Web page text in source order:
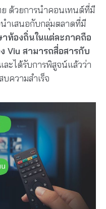
ด้วยการนำคอนเทนต์ที่มี
ำเสนอกับกลุ่มตลาดที่มี
ท้องถิ่นในแต่ละภาคถือ
Viu สามารถสื่อสารกับ
ละได้รับการพิสูจน์แล้วว่า
ความสำเร็จ